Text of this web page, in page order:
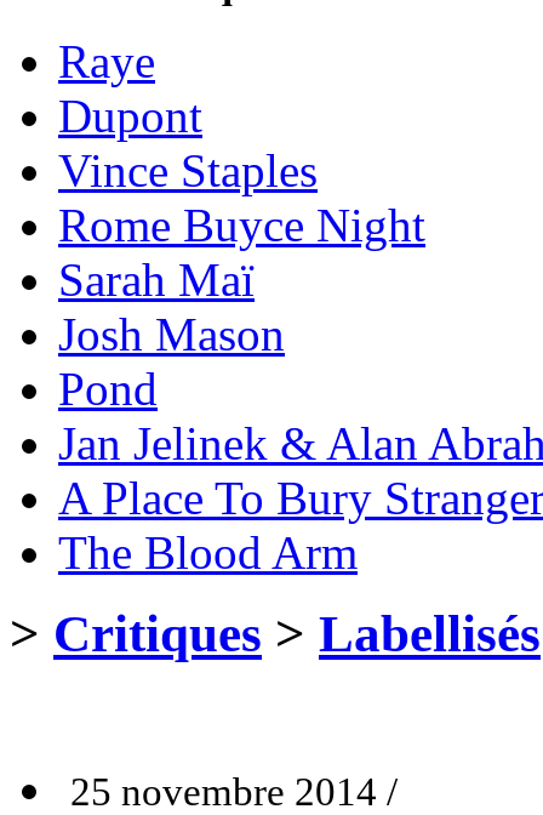
Raye
Dupont
Vince Staples
Rome Buyce Night
Sarah Maï
Josh Mason
Pond
Jan Jelinek & Alan
A Place To Bury
The Blood Arm
> Critiques > Labellisés
25 novembre 2014 /